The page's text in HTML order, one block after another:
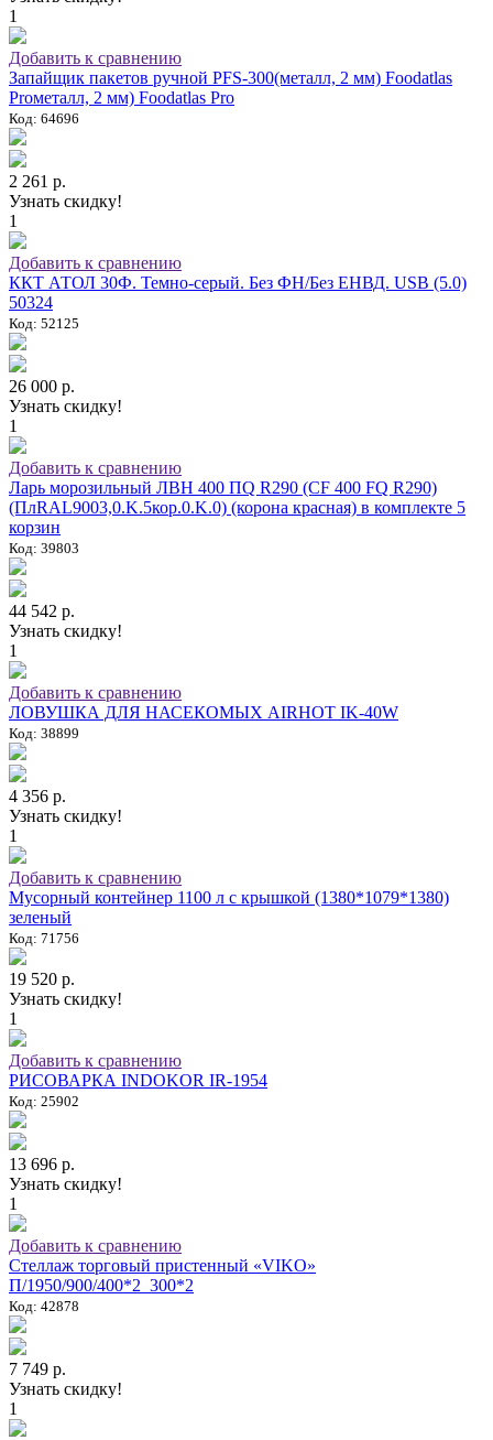
1
Добавить к сравнению
Запайщик пакетов ручной PFS-300(металл, 2 мм) Foodatlas
Proметалл, 2 мм) Foodatlas Pro
Код: 64696
2 261 р.
Узнать скидку!
1
Добавить к сравнению
ККТ АТОЛ 30Ф. Темно-серый. Без ФН/Без ЕНВД. USB (5.0)
50324
Код: 52125
26 000 р.
Узнать скидку!
1
Добавить к сравнению
Ларь морозильный ЛВН 400 ПQ R290 (СF 400 FQ R290)
(ПлRAL9003,0.K.5кор.0.K.0) (корона красная) в комплекте 5
корзин
Код: 39803
44 542 р.
Узнать скидку!
1
Добавить к сравнению
ЛОВУШКА ДЛЯ НАСЕКОМЫХ AIRHOT IK-40W
Код: 38899
4 356 р.
Узнать скидку!
1
Добавить к сравнению
Мусорный контейнер 1100 л с крышкой (1380*1079*1380)
зеленый
Код: 71756
19 520 р.
Узнать скидку!
1
Добавить к сравнению
РИСОВАРКА INDOKOR IR-1954
Код: 25902
13 696 р.
Узнать скидку!
1
Добавить к сравнению
Стеллаж торговый пристенный «VIKO»
П/1950/900/400*2_300*2
Код: 42878
7 749 р.
Узнать скидку!
1